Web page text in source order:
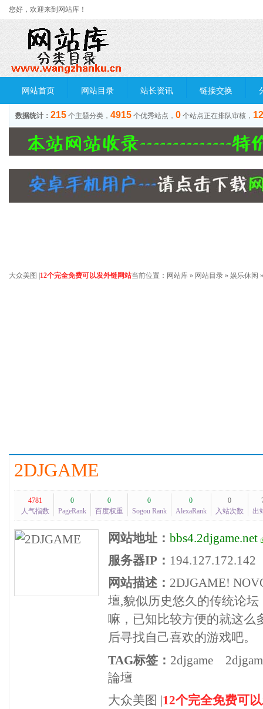
您好，欢迎来到网站库！
网站首页 网站目录 站长资讯 链接交换
数据统计： 215 个主题分类， 4915 个优秀站点， 0 个站点正在排队审核，
大众美图 12个完全免费可以发外链网站当前位置： 网站库 » 网站目录 » 娱乐休闲
2DJGAME
4781
人气指数
0
PageRank
0
百度权重
0
Sogou Rank
0
AlexaRank
0
入站次数
出
网站地址： bbs4.2djgame.net
服务器IP： 194.127.172.142
网站描述： 2DJGAME!
壇,貌似历史悠久的传统论
嘛，已知比较方便的就这么
后寻找自己喜欢的游戏吧。
TAG标签： 2djgame
論壇
大众美图
12个完全免费可